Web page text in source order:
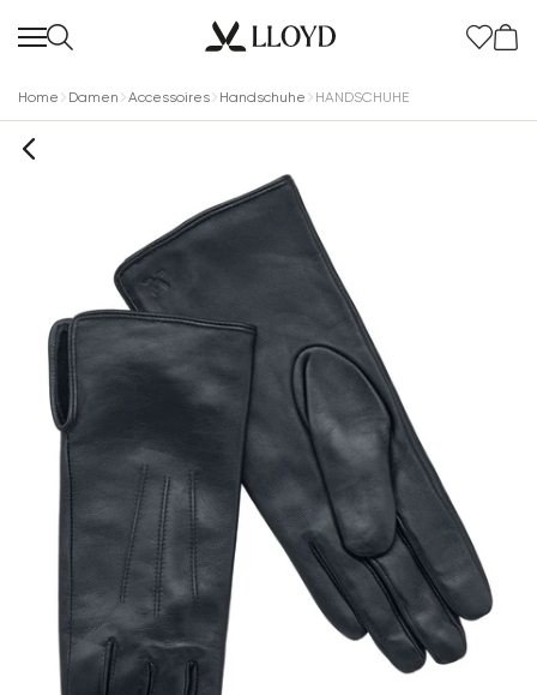
Home Damen Accessoires Handschuhe HANDSCHUHE